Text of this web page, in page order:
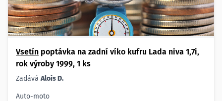
Vsetín poptávka na zadní víko kufru Lada niva 1,7i,
rok výroby 1999, 1 ks
Zadává Alois D.
Auto-moto